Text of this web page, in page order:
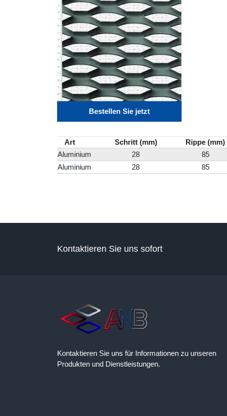
Bestellen Sie jetzt
Art Schritt (mm) Rippe (mm)
Aluminium
28 85
Aluminium
28 85
Kontaktieren Sie uns sofort
Kontaktieren Sie uns für Informationen zu unseren
Produkten und Dienstleistungen.